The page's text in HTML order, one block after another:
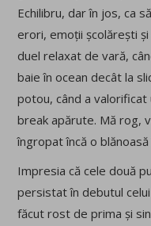
Echilibru, dar în jos, ca
erori, emoții școlărești
duel relaxat de vară,
baie în ocean decât la
potou, când a
break apărute. Mă rog,
îngropat încă o
Impresia că cele două
persistat în debutul
făcut rost de prima și